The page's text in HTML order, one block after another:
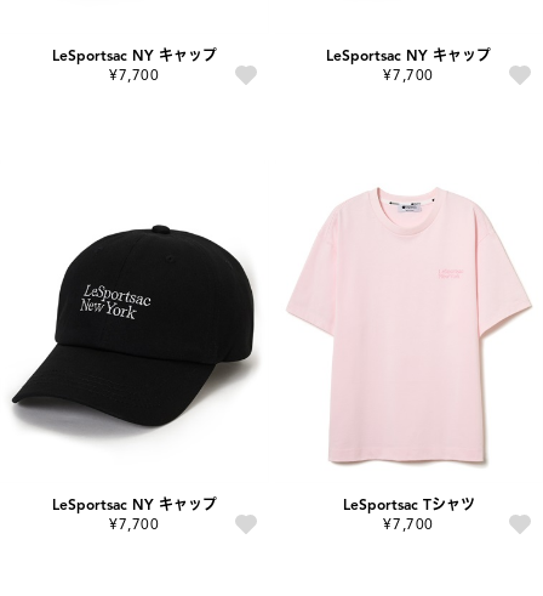
LeSportsac NY キャップ
¥7,700
LeSportsac NY キャップ
¥7,700
LeSportsac NY キャップ
¥7,700
LeSportsac Tシャツ
¥7,700